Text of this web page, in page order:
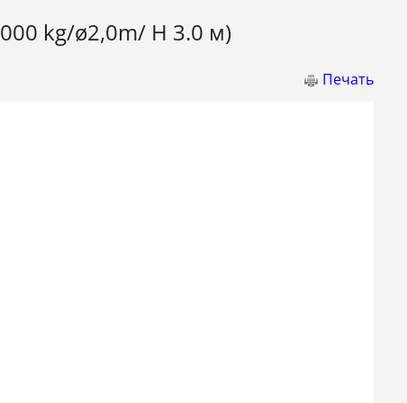
kg/ø2,0m/ H 3.0 м)
Печать